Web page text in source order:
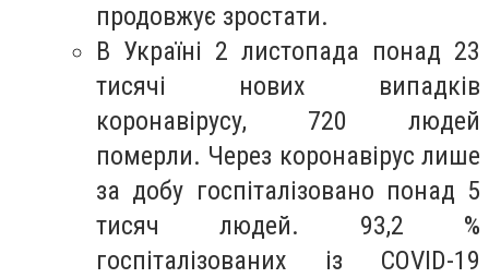
продовжує зростати.
В Україні 2 листопада понад 23
тисячі нових випадків
коронавірусу, 720 людей
померли. Через коронавірус лише
за добу госпіталізовано понад 5
тисяч людей. 93,2 %
госпіталізованих із COVID-19